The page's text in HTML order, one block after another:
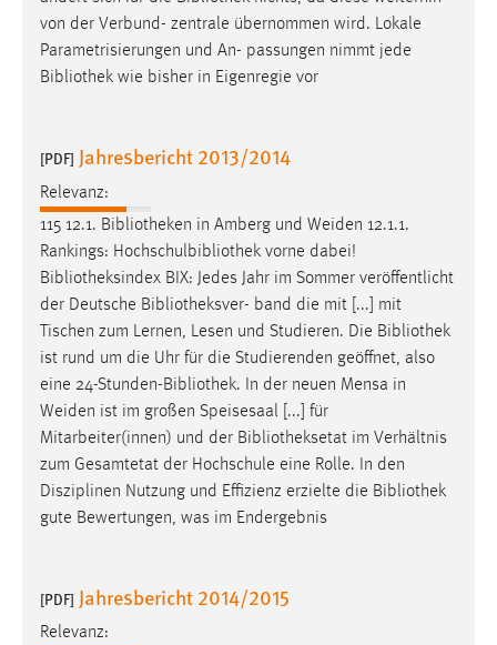
von der Verbund- zentrale übernommen wird. Lokale
Parametrisierungen und An- passungen nimmt jede
Bibliothek wie bisher in Eigenregie vor
[PDF] Jahresbericht 2013/2014
Relevanz:
115 12.1. Bibliotheken in Amberg und Weiden 12.1.1.
Rankings: Hochschulbibliothek vorne dabei!
Bibliotheksindex BIX: Jedes Jahr im Sommer veröffentlicht
der Deutsche Bibliotheksver- band die mit [...] mit
Tischen zum Lernen, Lesen und Studieren. Die Bibliothek
ist rund um die Uhr für die Studierenden geöffnet, also
eine 24-Stunden-Bibliothek. In der neuen Mensa in
Weiden ist im großen Speisesaal [...] für
Mitarbeiter(innen) und der Bibliotheksetat im Verhältnis
zum Gesamtetat der Hochschule eine Rolle. In den
Disziplinen Nutzung und Effizienz erzielte die Bibliothek
gute Bewertungen, was im Endergebnis
[PDF] Jahresbericht 2014/2015
Relevanz: